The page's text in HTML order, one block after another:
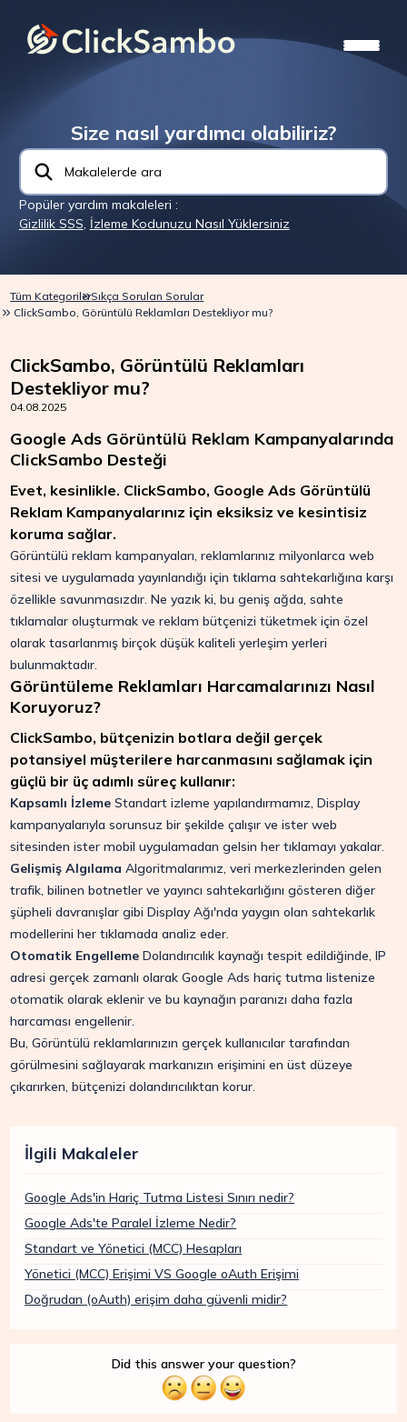
Size nasıl yardımcı olabiliriz?
Popüler yardım makaleleri :
Gizlilik SSS, İzleme Kodunuzu Nasıl Yüklersiniz
Tüm KategorilerSıkça Sorulan Sorular
ClickSambo, Görüntülü Reklamları Destekliyor mu?
ClickSambo, Görüntülü Reklamları
Destekliyor mu?
04.08.2025
Google Ads Görüntülü Reklam Kampanyalarında
ClickSambo Desteği
Evet, kesinlikle. ClickSambo, Google Ads Görüntülü
Reklam Kampanyalarınız için eksiksiz ve kesintisiz
koruma sağlar.
Görüntülü reklam kampanyaları, reklamlarınız milyonlarca web
sitesi ve uygulamada yayınlandığı için tıklama sahtekarlığına karşı
özellikle savunmasızdır. Ne yazık ki, bu geniş ağda, sahte
tıklamalar oluşturmak ve reklam bütçenizi tüketmek için özel
olarak tasarlanmış birçok düşük kaliteli yerleşim yerleri
bulunmaktadır.
Görüntüleme Reklamları Harcamalarınızı Nasıl
Koruyoruz?
ClickSambo, bütçenizin botlara değil gerçek
potansiyel müşterilere harcanmasını sağlamak için
güçlü bir üç adımlı süreç kullanır:
Kapsamlı İzleme Standart izleme yapılandırmamız, Display
kampanyalarıyla sorunsuz bir şekilde çalışır ve ister web
sitesinden ister mobil uygulamadan gelsin her tıklamayı yakalar.
Gelişmiş Algılama Algoritmalarımız, veri merkezlerinden gelen
trafik, bilinen botnetler ve yayıncı sahtekarlığını gösteren diğer
şüpheli davranışlar gibi Display Ağı'nda yaygın olan sahtekarlık
modellerini her tıklamada analiz eder.
Otomatik Engelleme Dolandırıcılık kaynağı tespit edildiğinde, IP
adresi gerçek zamanlı olarak Google Ads hariç tutma listenize
otomatik olarak eklenir ve bu kaynağın paranızı daha fazla
harcaması engellenir.
Bu, Görüntülü reklamlarınızın gerçek kullanıcılar tarafından
görülmesini sağlayarak markanızın erişimini en üst düzeye
çıkarırken, bütçenizi dolandırıcılıktan korur.
İlgili Makaleler
Google Ads'in Hariç Tutma Listesi Sınırı nedir?
Google Ads'te Paralel İzleme Nedir?
Standart ve Yönetici (MCC) Hesapları
Yönetici (MCC) Erişimi VS Google oAuth Erişimi
Doğrudan (oAuth) erişim daha güvenli midir?
Did this answer your question?